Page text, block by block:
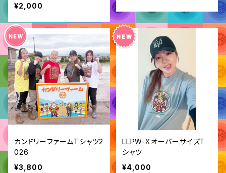
¥2,000
カンドリーファームTシャツ2
026
¥3,800
LLPW-XオーバーサイズT
シャツ
¥4,000